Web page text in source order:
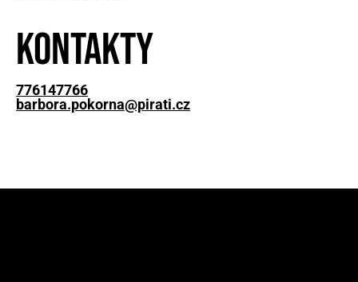
Kontakty
776147766
barbora.pokorna@pirati.cz